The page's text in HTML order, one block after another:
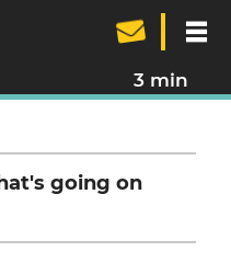
3 min
going on